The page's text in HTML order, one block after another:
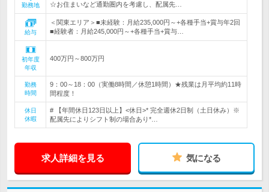
勤務地
☆お住まいなど通勤圏内を考慮し、配属先…
給与
＜関東エリア＞■未経験：月給235,000円～+各種手当+賞与年2回
■経験者：月給245,000円～+各種手当+賞与…
初年度
年収
400万円～800万円
勤務
時間
9：00～18：00（実働8時間／休憩1時間）★残業は月平均約11時
間程度！
休日
休暇
# 【年間休日123日以上】<休日>* 完全週休2日制（土日休み）※
配属先によりシフト制の場合あり*…
求人詳細を見る 気になる